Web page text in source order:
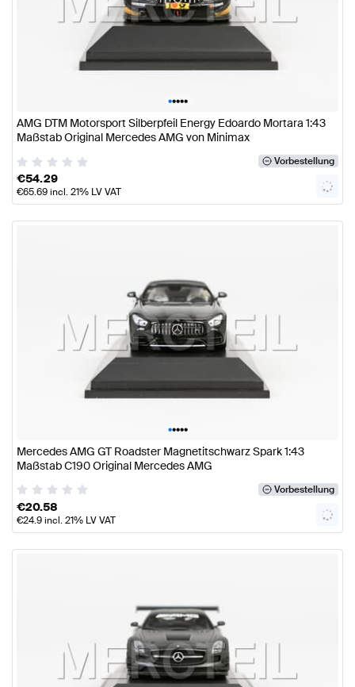
•••••
AMG DTM Motorsport Silberpfeil Energy Edoardo Mortara 1:43
Maßstab Original Mercedes AMG von Minimax
Vorbestellung
€54.29
€65.69incl. 21% LV VAT
•••••
Mercedes AMG GT Roadster Magnetitschwarz Spark 1:43
Maßstab C190 Original Mercedes AMG
Vorbestellung
€20.58
€24.9incl. 21% LV VAT